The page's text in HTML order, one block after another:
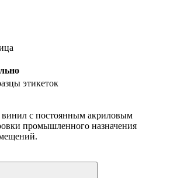
этикеток
с постоянным акриловым
промышленного назначения